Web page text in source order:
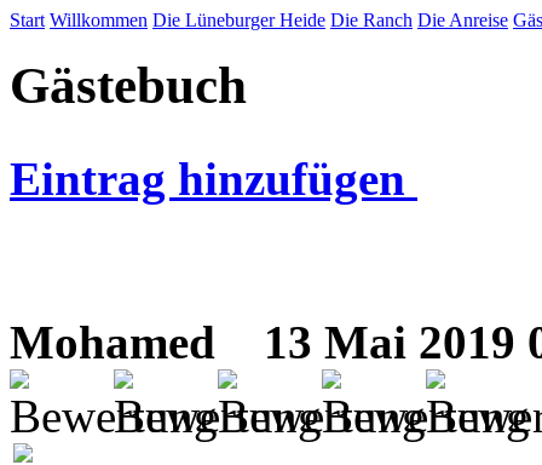
Start Willkommen Die Lüneburger Heide Die Ranch Die Anreise
Gästebuch
Eintrag hinzufügen
Mohamed 13 Mai 2019